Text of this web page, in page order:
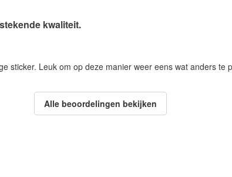
kwaliteit.
sticker. Leuk om op deze manier weer eens wat anders te
Alle beoordelingen bekijken